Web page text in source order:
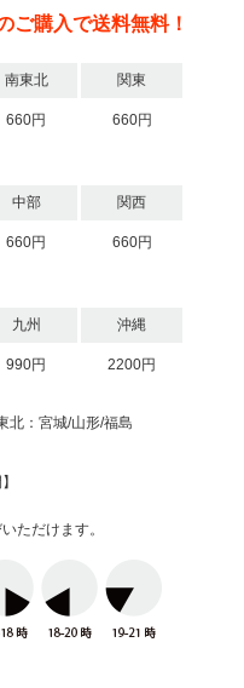
ご購入で送料無料！
南東北 関東
660円 660円
中部 関西
660円 660円
九州 沖縄
990円 2200円
：宮城/山形/福島
ただけます。